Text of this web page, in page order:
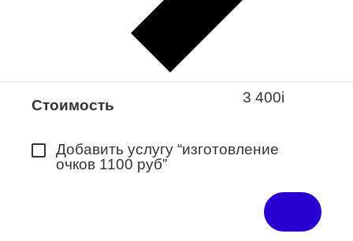
в ближайший салон “Оптик-Экспресс”.
*Доступно для Республики
Стоимость 3 400i
Добавить услугу “изготовление
очков 1100 руб”